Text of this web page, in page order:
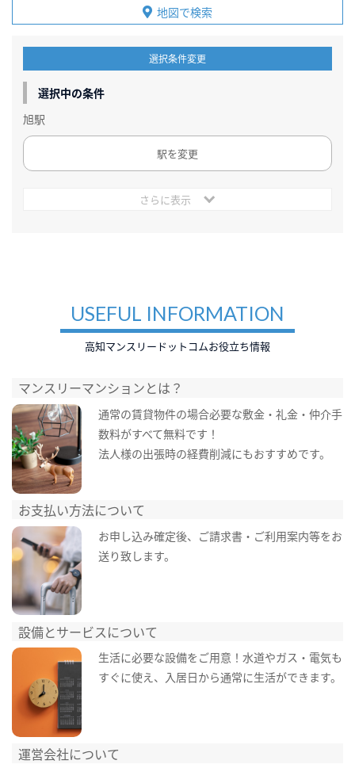
地図で検索
選択条件変更
選択中の条件
旭駅
駅を変更
さらに表示
USEFUL INFORMATION
高知マンスリードットコムお役立ち情報
マンスリーマンションとは？
通常の賃貸物件の場合必要な敷金・礼金・仲介手
数料がすべて無料です！
法人様の出張時の経費削減にもおすすめです。
お支払い方法について
お申し込み確定後、ご請求書・ご利用案内等をお
送り致します。
設備とサービスについて
生活に必要な設備をご用意！水道やガス・電気も
すぐに使え、入居日から通常に生活ができます。
運営会社について